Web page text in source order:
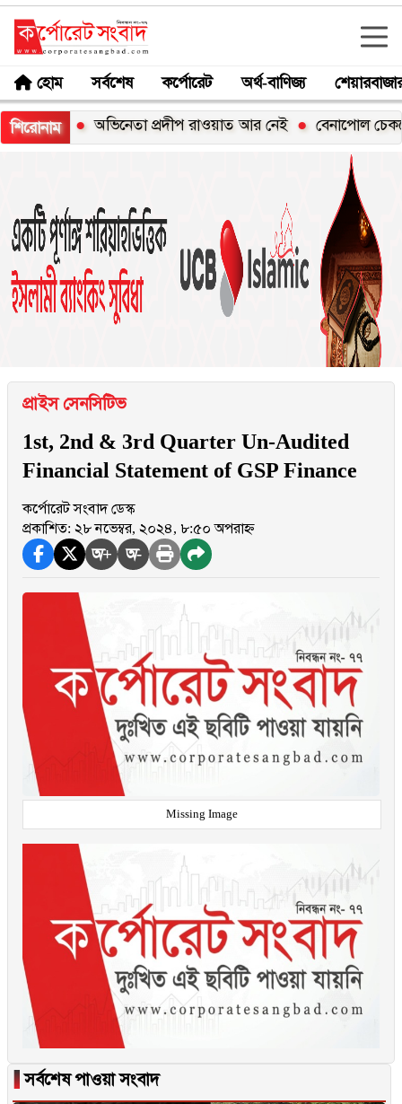
হোম সর্বশেষ কর্পোরেট অর্থ-বাণিজ্য
শিরোনামঅভিনেতা প্রদীপ রাওয়াত আর নেই বেনাপোল চেকপোস্টে
প্রাইস সেনসিটিভ
1st, 2nd & 3rd Quarter Un-Audited
Financial Statement of GSP Finance
কর্পোরেট সংবাদ ডেস্ক
প্রকাশিত: ২৮ নভেম্বর, ২০২৪, ৮:৫০ অপরাহ্ন
অ+ অ-
Missing Image
▐সর্বশেষ পাওয়া সংবাদ